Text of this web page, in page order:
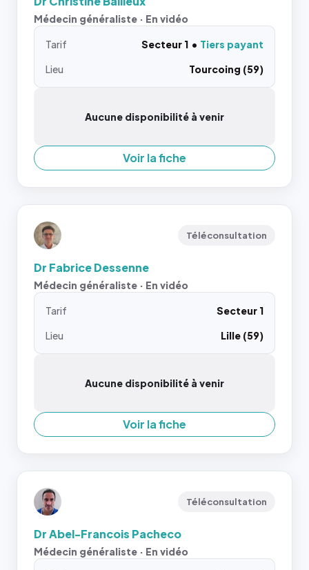
Médecin généraliste · En vidéo
Tarif Secteur 1
Tiers payant
Lieu
Tourcoing (59)
Aucune disponibilité à venir
Voir la fiche
Téléconsultation
Dr Fabrice Dessenne
Médecin généraliste · En vidéo
Tarif
Secteur 1
Lieu
Lille (59)
Aucune disponibilité à venir
Voir la fiche
Téléconsultation
Dr Abel-Francois Pacheco
Médecin généraliste · En vidéo